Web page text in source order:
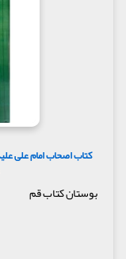
بوستان کتاب قم